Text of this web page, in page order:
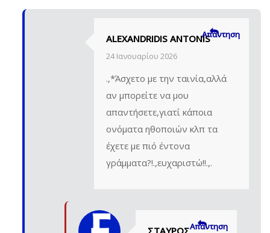
ALEXANDRIDIS ANTONIS
24 Ιανουαρίου 2026
.,*Άσχετο με την ταινία,αλλά
αν μπορείτε να μου
απαντήσετε,γιατί κάποια
ονόματα ηθοποιών κλπ τα
έχετε με πιό έντονα
γράμματα?!.,ευχαριστώ!!.,.
Απάντηση
ΣΤΑΎΡΟΣΑπάντηση